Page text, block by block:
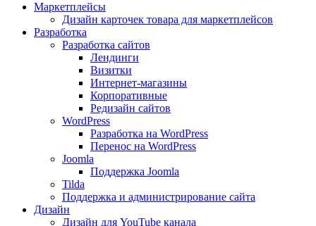
Маркетплейсы
Дизайн карточек товара для маркетплейсов
Разработка
Разработка сайтов
Лендинги
Визитки
Интернет-магазины
Корпоративные
Редизайн сайтов
WordPress
Разработка на WordPress
Перенос на WordPress
Joomla
Поддержка Joomla
Tilda
Поддержка и администрирование сайта
Дизайн
Дизайн для YouTube канала